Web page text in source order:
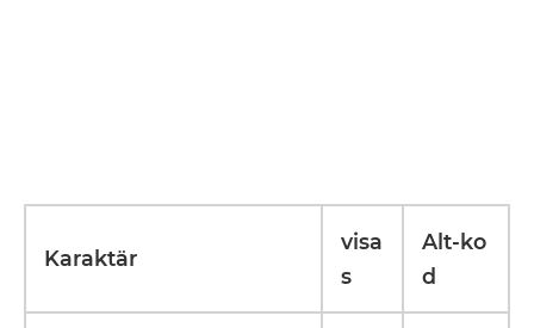
Karaktär
visa
s
Alt-ko
d